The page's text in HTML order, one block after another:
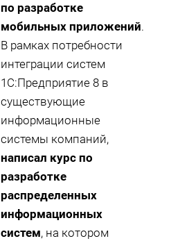
по разработке
мобильных приложений.
В рамках потребности
интеграции систем
1С:Предприятие 8 в
существующие
информационные
системы компаний,
написал курс по
разработке
распределенных
информационных
систем, на котором